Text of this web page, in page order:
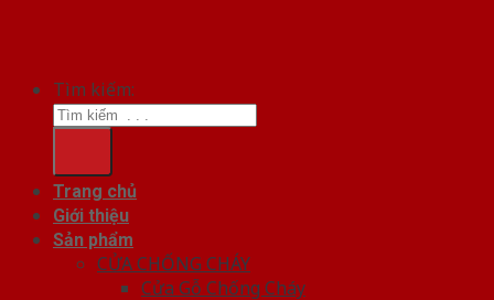
Tìm kiếm:
Trang chủ
Giới thiệu
Sản phẩm
CỬA CHỐNG CHÁY
Cửa Gỗ Chống Cháy